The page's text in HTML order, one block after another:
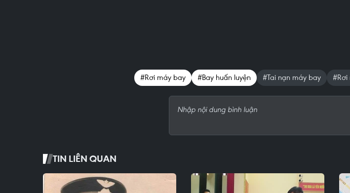
#Rơi máy bay #Bay huấn luyện #Tai nạn máy bay
TIN LIÊN QUAN